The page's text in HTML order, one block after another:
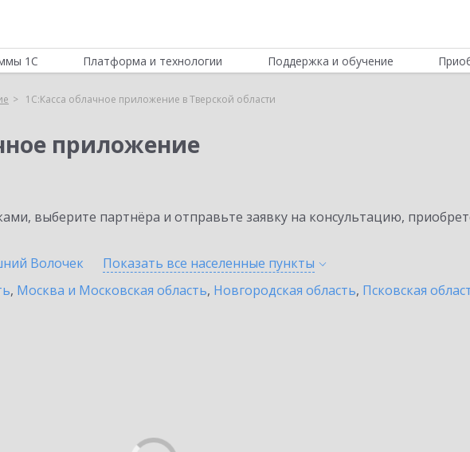
1С Платформа и технологии Поддержка и обучение
1С:Касса облачное приложение в Тверской области
приложение
выберите партнёра и отправьте заявку на консультацию,
Волочек Показать все населенные пункты
, Москва и Московская область, Новгородская область, Псковская